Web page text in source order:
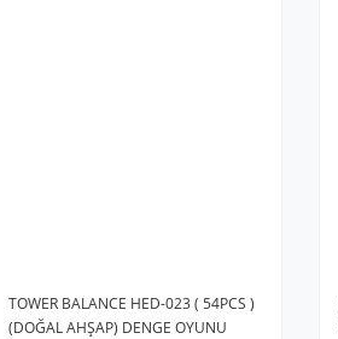
TOWER BALANCE HED-023 ( 54PCS )
(DOĞAL AHŞAP) DENGE OYUNU